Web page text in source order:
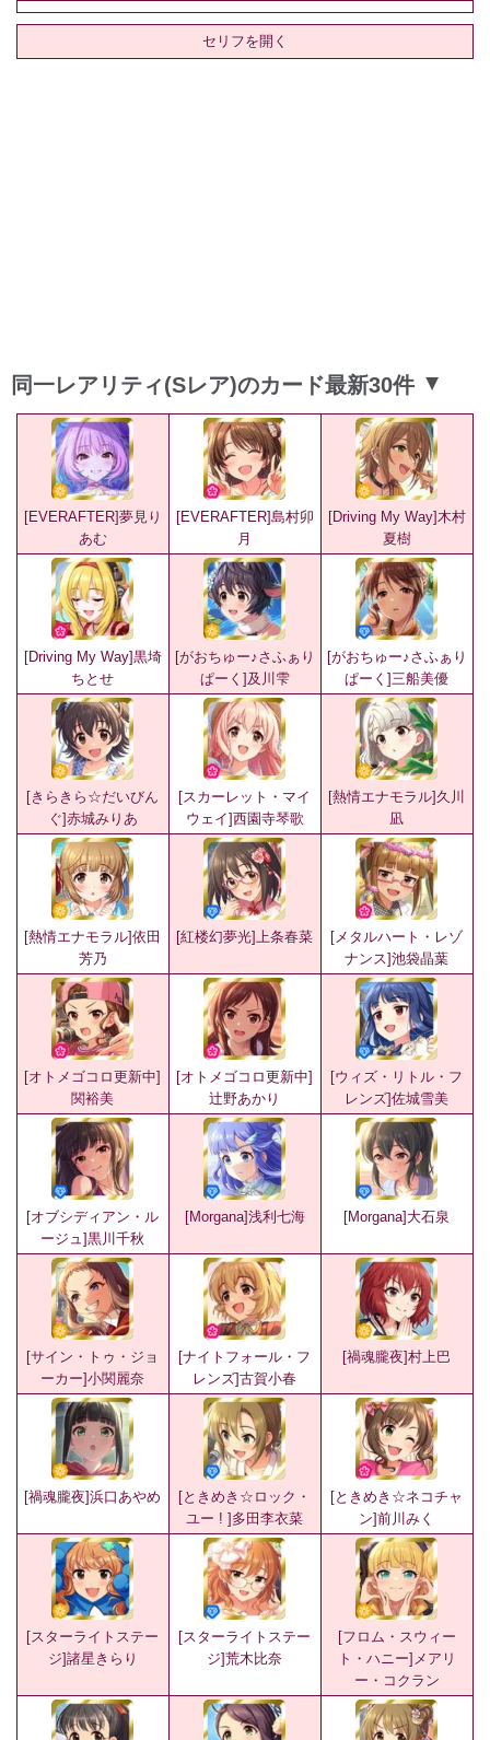
セリフを開く
同一レアリティ(Sレア)のカード最新30件 ▲
[EVERAFTER]夢見り
あむ
[EVERAFTER]島村卯
月
[Driving My Way]木村
夏樹
[Driving My Way]黒埼
ちとせ
[がおちゅー♪さふぁり
ぱーく]及川雫
[がおちゅー♪さふぁり
ぱーく]三船美優
[きらきら☆だいびん
ぐ]赤城みりあ
[スカーレット・マイ
ウェイ]西園寺琴歌
[熱情エナモラル]久川
凪
[熱情エナモラル]依田
芳乃
[紅楼幻夢光]上条春菜
[メタルハート・レゾ
ナンス]池袋晶葉
[オトメゴコロ更新中]
関裕美
[オトメゴコロ更新中]
辻野あかり
[ウィズ・リトル・フ
レンズ]佐城雪美
[オブシディアン・ル
ージュ]黒川千秋
[Morgana]浅利七海 [Morgana]大石泉
[サイン・トゥ・ジョ
ーカー]小関麗奈
[ナイトフォール・フ
レンズ]古賀小春
[禍魂朧夜]村上巴
[禍魂朧夜]浜口あやめ
[ときめき☆ロック・
ユー ! ]多田李衣菜
[ときめき☆ネコチャ
ン]前川みく
[スターライトステー
ジ]諸星きらり
[スターライトステー
ジ]荒木比奈
[フロム・スウィー
ト・ハニー]メアリ
ー・コクラン